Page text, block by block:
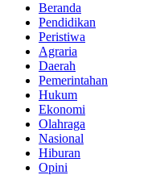
Beranda
Pendidikan
Peristiwa
Agraria
Daerah
Pemerintahan
Hukum
Ekonomi
Olahraga
Nasional
Hiburan
Opini